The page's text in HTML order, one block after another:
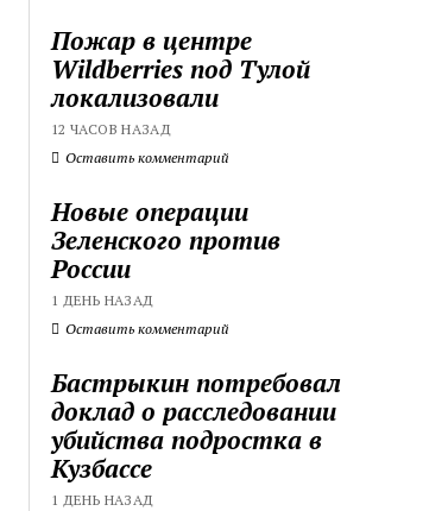
Пожар в центре
Wildberries под Тулой
локализовали
12 ЧАСОВ НАЗАД
Оставить комментарий
Новые операции
Зеленского против
России
1 ДЕНЬ НАЗАД
Оставить комментарий
Бастрыкин потребовал
доклад о расследовании
убийства подростка в
Кузбассе
1 ДЕНЬ НАЗАД